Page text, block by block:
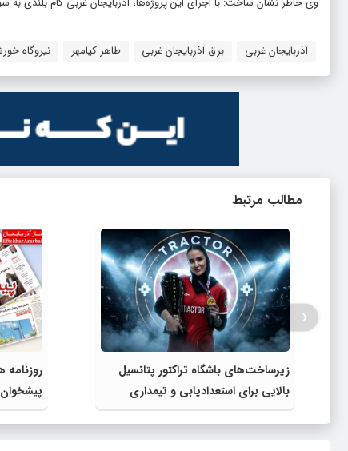
آذربایجان غربی برق آذربایجان غربی طاهر کیامهر نیروگاه
مطالب مرتبط
زیرساخت‌های باشگاه تراکتور پتانسیل
بالایی برای استعدادیابی و تیمداری
ورزش بانوان دارد
‹